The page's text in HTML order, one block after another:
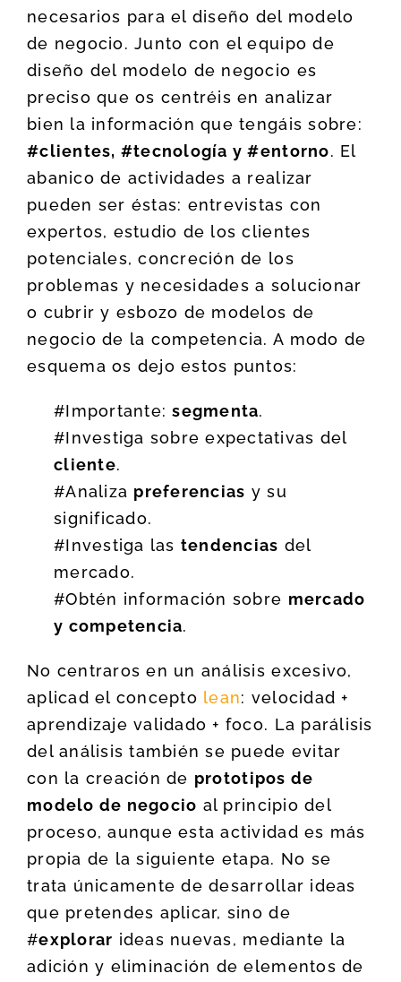
necesarios para el diseño del modelo
de negocio. Junto con el equipo de
diseño del modelo de negocio es
preciso que os centréis en analizar
bien la información que tengáis sobre:
#clientes, #tecnología y #entorno. El
abanico de actividades a realizar
pueden ser éstas: entrevistas con
expertos, estudio de los clientes
potenciales, concreción de los
problemas y necesidades a solucionar
o cubrir y esbozo de modelos de
negocio de la competencia. A modo de
esquema os dejo estos puntos:
#Importante:segmenta.
#Investiga sobre expectativas del
cliente.
#Analiza preferencias y su
significado.
#Investiga las tendencias del
mercado.
#Obtén información sobre mercado
y competencia.
No centraros en un análisis excesivo,
aplicad el concepto lean: velocidad +
aprendizaje validado + foco. La parálisis
del análisis también se puede evitar
con la creación de prototipos de
modelo de negocio al principio del
proceso, aunque esta actividad es más
propia de la siguiente etapa. No se
trata únicamente de desarrollar ideas
que pretendes aplicar, sino de
#explorar ideas nuevas, mediante la
adición y eliminación de elementos de